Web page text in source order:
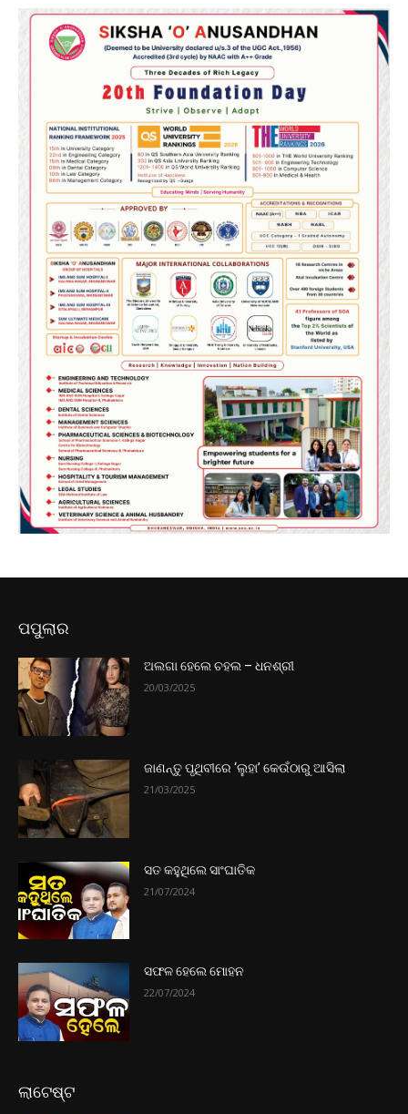
ପପୁଲାର
ଅଲଗା ହେଲେ ଚହଲ – ଧନଶ୍ରୀ
20/03/2025
ଜାଣନ୍ତୁ ପୃଥିବୀରେ ‘ଲୁହା’ କେଉଁଠାରୁ ଆସିଲା
21/03/2025
ସତ କହୁଥିଲେ ସାଂଘାତିକ
21/07/2024
ସଫଳ ହେଲେ ମୋହନ
22/07/2024
ଲାଟେଷ୍ଟ